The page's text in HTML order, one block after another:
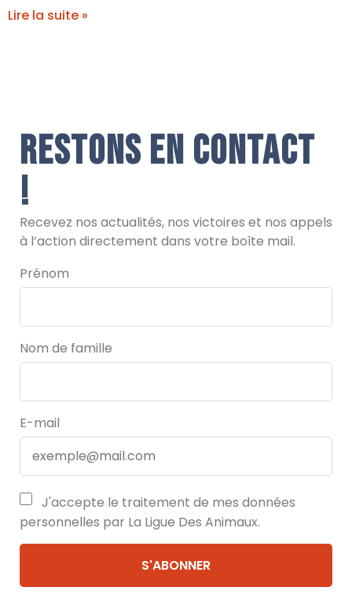
Lire la suite »
Restons en contact
!
Recevez nos actualités, nos victoires et nos appels
à l’action directement dans votre boîte mail.
Prénom
Nom de famille
E-mail
J'accepte le traitement de mes données
personnelles par La Ligue Des Animaux.